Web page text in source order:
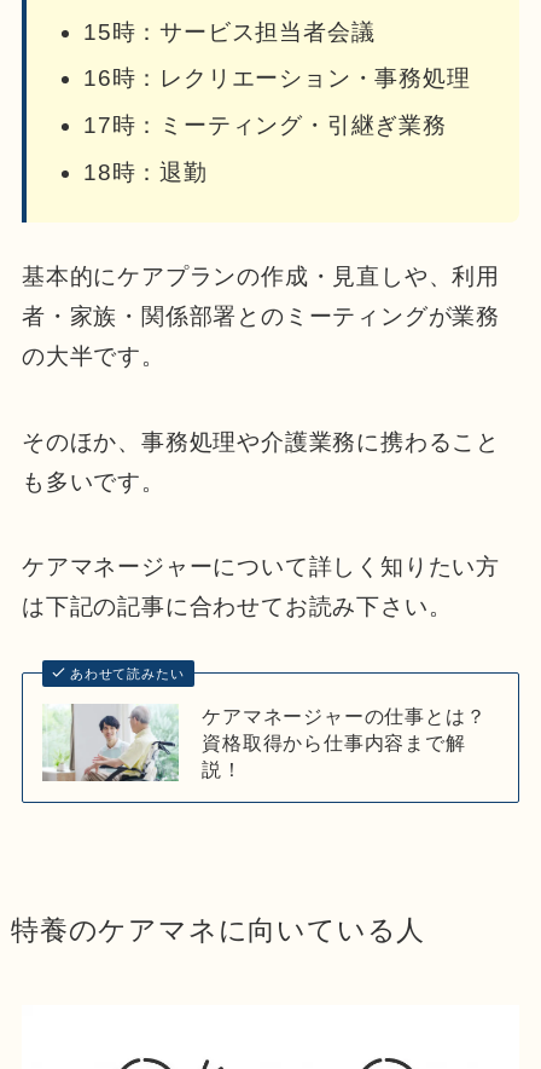
15時：サービス担当者会議
16時：レクリエーション・事務処理
17時：ミーティング・引継ぎ業務
18時：退勤
基本的にケアプランの作成・見直しや、利用
者・家族・関係部署とのミーティングが業務
の大半です。
そのほか、事務処理や介護業務に携わること
も多いです。
ケアマネージャーについて詳しく知りたい方
は下記の記事に合わせてお読み下さい。
あわせて読みたい
ケアマネージャーの仕事とは？
資格取得から仕事内容まで解
説！
特養のケアマネに向いている人